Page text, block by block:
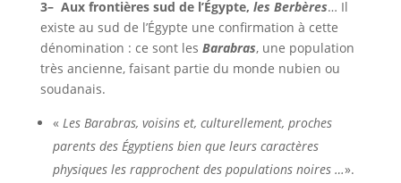
3– Aux frontières sud de l’Égypte, les Berbères… Il
existe au sud de l’Égypte une confirmation à cette
dénomination : ce sont les Barabras, une population
très ancienne, faisant partie du monde nubien ou
soudanais.
« Les Barabras, voisins et, culturellement, proches
parents des Égyptiens bien que leurs caractères
physiques les rapprochent des populations noires …».